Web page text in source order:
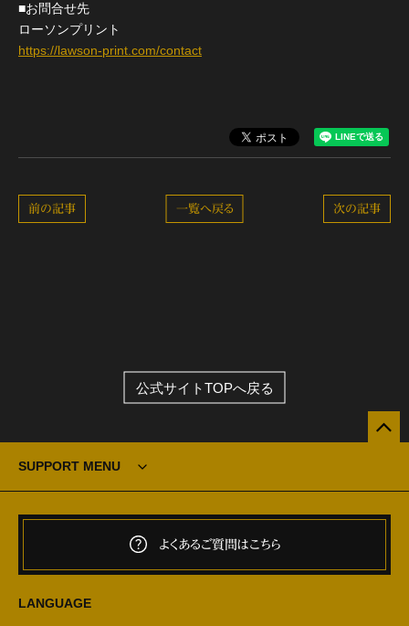
■お問合せ先
ローソンプリント
https://lawson-print.com/contact
次の記事
一覧へ戻る
前の記事
公式サイトTOPへ戻る
SUPPORT MENU
よくあるご質問はこちら
LANGUAGE